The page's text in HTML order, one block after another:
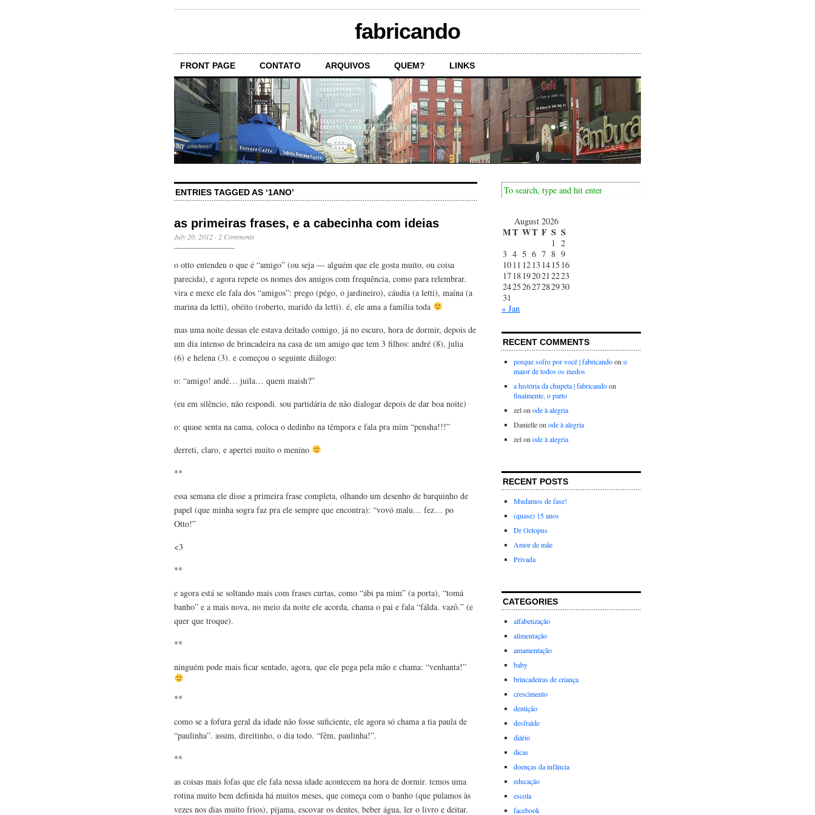
fabricando
FRONT PAGE CONTATO ARQUIVOS QUEM? LINKS
ENTRIES TAGGED AS ‘1ANO’
as primeiras frases, e a cabecinha com ideias
July 20, 2012 · 2 Comments
o otto entendeu o que é “amigo” (ou seja — alguém que ele gosta muito, ou coisa
parecida), e agora repete os nomes dos amigos com frequência, como para relembrar.
vira e mexe ele fala dos “amigos”: prego (pégo, o jardineiro), cáudia (a letti), maína (a
marina da letti), obéito (roberto, marido da letti). é, ele ama a família toda
mas uma noite dessas ele estava deitado comigo, já no escuro, hora de dormir, depois de
um dia intenso de brincadeira na casa de um amigo que tem 3 filhos: andré (8), julia
(6) e helena (3). e começou o seguinte diálogo:
o: “amigo! andé… juila… quem maish?”
(eu em silêncio, não respondi. sou partidária de não dialogar depois de dar boa noite)
o: quase senta na cama, coloca o dedinho na têmpora e fala pra mim “pensha!!!”
derreti, claro, e apertei muito o menino
**
essa semana ele disse a primeira frase completa, olhando um desenho de barquinho de
papel (que minha sogra faz pra ele sempre que encontra): “vovó malu… fez… po
Otto!”
<3
**
e agora está se soltando mais com frases curtas, como “ábi pa mim” (a porta), “tomá
banho” e a mais nova, no meio da noite ele acorda, chama o pai e fala “fálda. vazô.” (e
quer que troque).
**
ninguém pode mais ficar sentado, agora, que ele pega pela mão e chama: “venhanta!”
**
como se a fofura geral da idade não fosse suficiente, ele agora só chama a tia paula de
“paulinha”. assim, direitinho, o dia todo. “fêm, paulinha!”.
**
as coisas mais fofas que ele fala nessa idade acontecem na hora de dormir. temos uma
rotina muito bem definida há muitos meses, que começa com o banho (que pulamos às
vezes nos dias muito frios), pijama, escovar os dentes, beber água, ler o livro e deitar.
August 2026
MT WT F S S
1 2
3 4 5 6 7 8 9
10 11 12 13 14 15 16
17 18 1920212223
24252627282930
31
« Jan
RECENT COMMENTS
porque sofro por você | fabricandoon o
maior de todos os medos
a história da chupeta | fabricandoon
finalmente, o parto
zelon ode à alegria
Danielleon ode à alegria
zelon ode à alegria
RECENT POSTS
Mudamos de fase!
(quase) 15 anos
Dr Octopus
Amor de mãe
Privada
CATEGORIES
alfabetização
alimentação
amamentação
baby
brincadeiras de criança
crescimento
dentição
desfralde
diário
dicas
doenças da infância
educação
escola
facebook